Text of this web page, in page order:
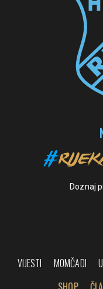
Doznaj
VIJESTI MOMČADI